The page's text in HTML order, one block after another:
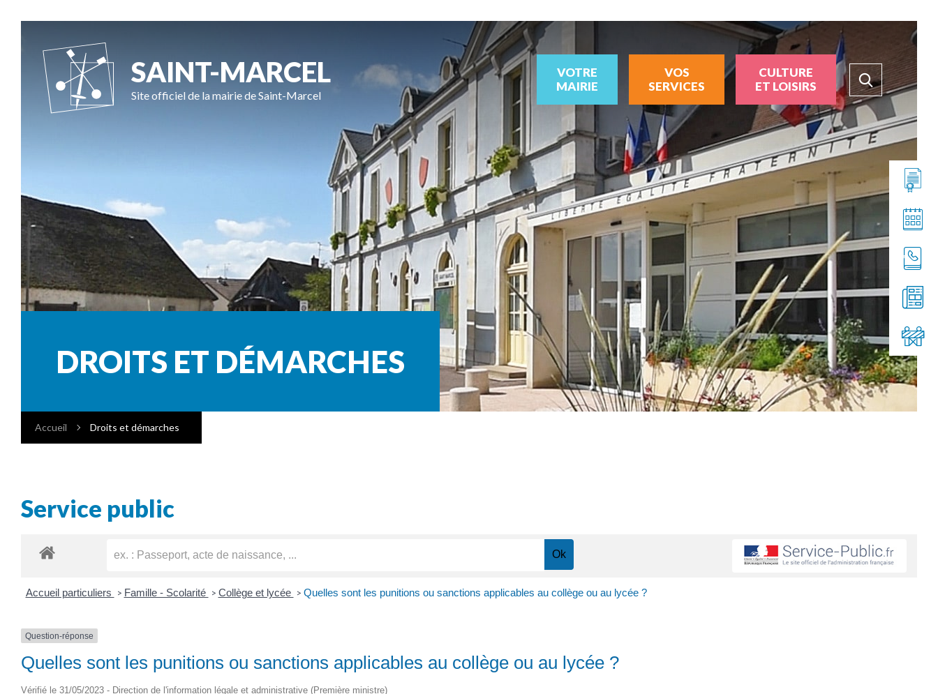
SAINT-MARCEL
Site officiel de la mairie de Saint-Marcel
VOTRE
MAIRIE
VOS
SERVICES
CULTURE
ET LOISIRS
DROITS ET DÉMARCHES
Accueil Droits et démarches
Service public
Accueil particuliers > Famille - Scolarité > Collège et lycée > Quelles sont les punitions ou sanctions applicables au collège ou au lycée ?
Question-réponse
Quelles sont les punitions ou sanctions applicables au collège ou au lycée ?
Vérifié le 31/05/2023 - Direction de l'information légale et administrative (Première ministre)